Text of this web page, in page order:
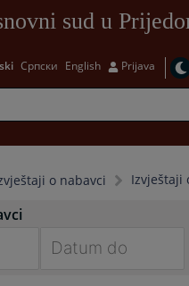
sud u
Српски English Prijava
o nabavci Izvještaji